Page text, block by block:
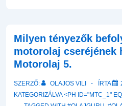
Milyen tényezők
motorolaj cseréjének
Motorolaj 5.
SZERZŐ: OLAJOS VILI ÍRTA
KATEGORIZÁLVA <PH ID="MTC_1"